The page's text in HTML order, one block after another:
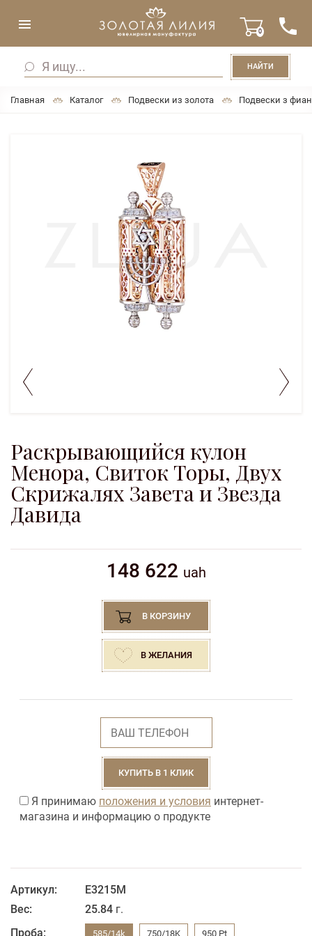
0
НАЙТИ
Главная Каталог Подвески из золота Подвески з
Раскрывающийся кулон
Менора, Свиток Торы, Двух
Скрижалях Завета и Звезда
Давида
148 622 uah
В КОРЗИНУ
В ЖЕЛАНИЯ
КУПИТЬ В 1 КЛИК
Я принимаю положения и условия интернет-
магазина и информацию о продукте
Артикул:
Е3215M
Вес:
25.84 г.
Проба:
585/14k 750/18K 950 Pt